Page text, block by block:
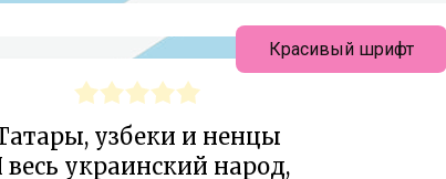
узбеки и ненцы
весь украинский народ,
Красивый шрифт